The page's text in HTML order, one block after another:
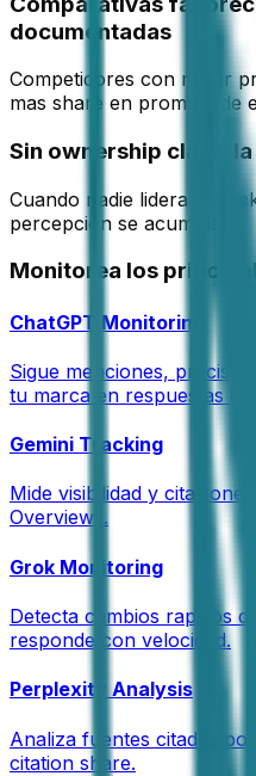
documentadas
Competidores con mejor
mas share en prompts de
Sin ownership claro,
Cuando nadie lidera el
percepcion se acumulan.
Monitorea los
ChatGPT Monitoring
Sigue menciones,
tu marca en respuestas de
Gemini Tracking
Mide visibilidad y
Overviews.
Grok Monitoring
Detecta cambios rapidos
responde con velocidad.
Perplexity Analysis
Analiza fuentes citadas
citation share.